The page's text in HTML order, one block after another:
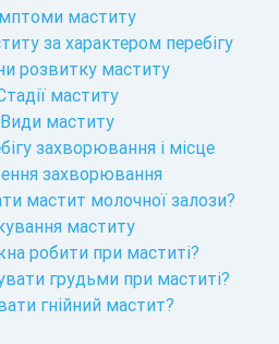
маститу
за характером перебігу
розвитку маститу
маститу
Види маститу
захворювання і місце
захворювання
мастит молочної залози?
маститу
робити при маститі?
грудьми при маститі?
гнійний мастит?